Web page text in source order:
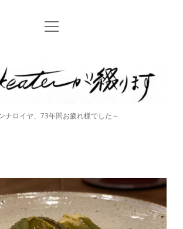
Home
open
ナロイヤ、73年間お疲れ様でした～